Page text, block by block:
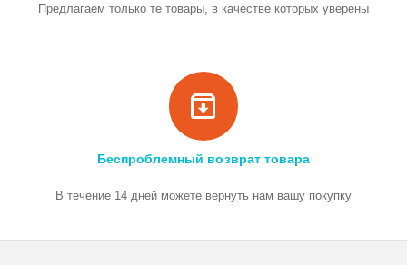
Предлагаем только те товары, в качестве которых уверены
Беспроблемный возврат товара
В течение 14 дней можете вернуть нам вашу покупку